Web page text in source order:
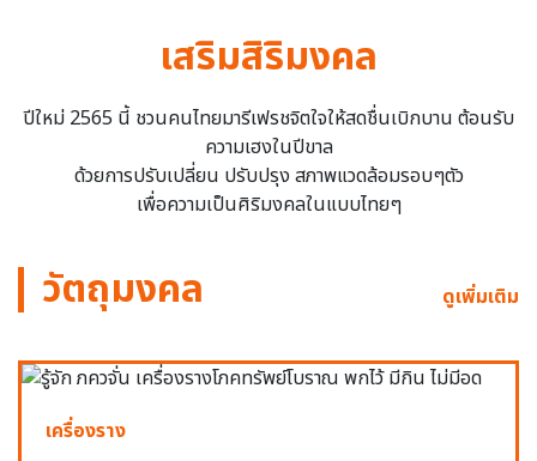
เสริมสิริมงคล
ปีใหม่ 2565 นี้ ชวนคนไทยมารีเฟรชจิตใจให้สดชื่นเบิกบาน ต้อนรับ
ความเฮงในปีขาล
ด้วยการปรับเปลี่ยน ปรับปรุง สภาพแวดล้อมรอบๆตัว
เพื่อความเป็นศิริมงคลในแบบไทยๆ
วัตถุมงคล ดูเพิ่มเติม
เครื่องราง